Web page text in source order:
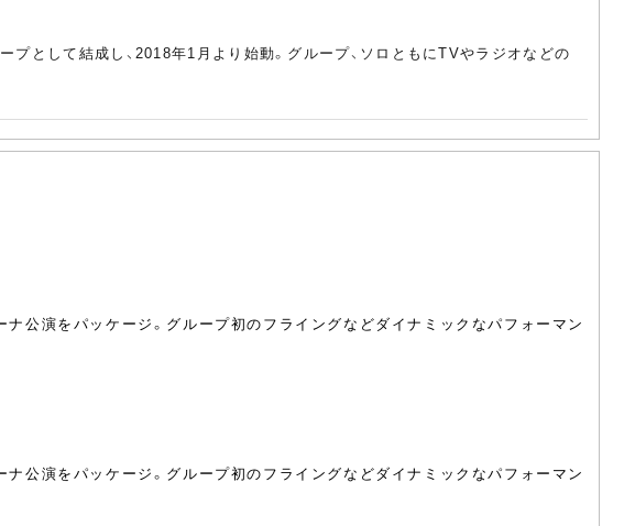
として結成し、2018年1月より始動。グループ、ソロともにTVやラジオなどの
公演をパッケージ。グループ初のフライングなどダイナミックなパフォーマン
公演をパッケージ。グループ初のフライングなどダイナミックなパフォーマン